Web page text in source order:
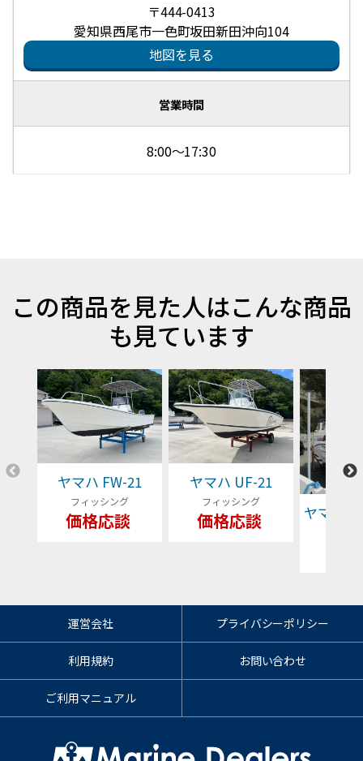
〒444-0413
愛知県西尾市一色町坂田新田沖向104
地図を見る
営業時間
8:00～17:30
この商品を見た人はこんな商品
も見ています
ヤマハ FW-21
フィッシング
価格応談
ヤマハ UF-21
フィッシング
価格応談 ヤマハ
運営会社 プライバシーポリシー
利用規約 お問い合わせ
ご利用マニュアル